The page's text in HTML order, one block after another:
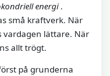
energi.
små kraftverk. När
vardagen lättare. När
allt trögt.
på grunderna